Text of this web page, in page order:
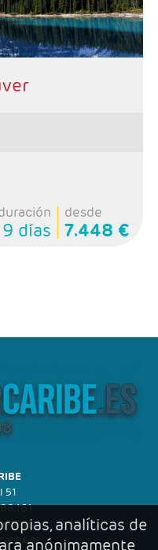
9 días
desde
7.448 €
51
analíticas de
anónimamente